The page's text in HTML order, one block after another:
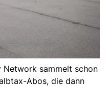
Network sammelt schon
Abos, die dann